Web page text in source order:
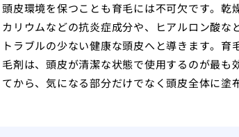
頭皮環境を保つことも育毛には不可欠です。
カリウムなどの抗炎症成分や、ヒアルロン酸な
トラブルの少ない健康な頭皮へと導きます。
毛剤は、頭皮が清潔な状態で使用するのが最
てから、気になる部分だけでなく頭皮全体に塗